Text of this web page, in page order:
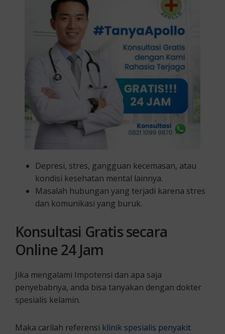
Depresi, stres, gangguan kecemasan, atau
kondisi kesehatan mental lainnya.
Masalah hubungan yang terjadi karena stres
dan komunikasi yang buruk.
Konsultasi Gratis secara
Online 24 Jam
Jika mengalami Impotensi dan apa saja
penyebabnya, anda bisa tanyakan dengan dokter
spesialis kelamin.
Maka carilah referensi klinik spesialis penyakit